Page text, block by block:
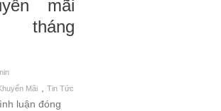
mãi
tháng
Mãi
,Tin Tức
luận đóng